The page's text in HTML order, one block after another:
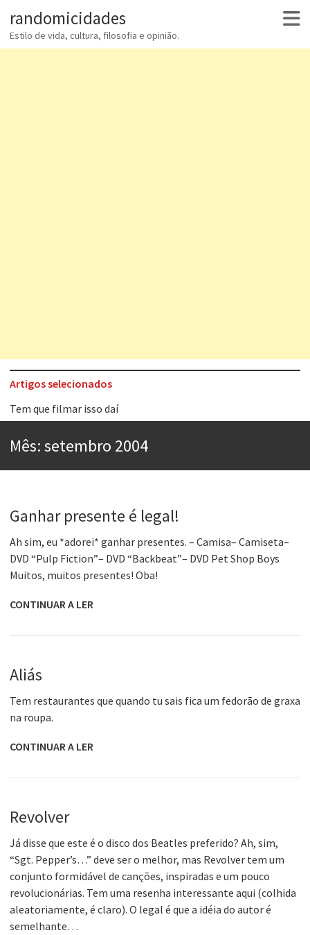
randomicidades
Estilo de vida, cultura, filosofia e opinião.
Artigos selecionados
Tem que filmar isso daí
Esse tal de Rock Gaúcho
Voto obrigatório é correto?
Se queres salvar o mundo, o veganismo não é a resposta
Mês:setembro 2004
Ganhar presente é legal!
Ah sim, eu *adorei* ganhar presentes. – Camisa– Camiseta–
DVD “Pulp Fiction”– DVD “Backbeat”– DVD Pet Shop Boys
Muitos, muitos presentes! Oba!
CONTINUAR A LER
Aliás
Tem restaurantes que quando tu sais fica um fedorão de graxa
na roupa.
CONTINUAR A LER
Revolver
Já disse que este é o disco dos Beatles preferido? Ah, sim,
“Sgt. Pepper’s…” deve ser o melhor, mas Revolver tem um
conjunto formidável de canções, inspiradas e um pouco
revolucionárias. Tem uma resenha interessante aqui (colhida
aleatoriamente, é claro). O legal é que a idéia do autor é
semelhante…